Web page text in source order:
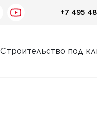
+7 495
Строительство под